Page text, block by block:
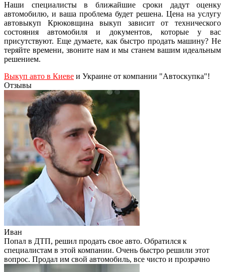
Наши специалисты в ближайшие сроки дадут оценку
автомобилю, и ваша проблема будет решена. Цена на услугу
автовыкуп Крюковщина выкуп зависит от технического
состояния автомобиля и документов, которые у вас
присутствуют. Еще думаете, как быстро продать машину? Не
теряйте времени, звоните нам и мы станем вашим идеальным
решением.
Выкуп авто в Киеве и Украине от компании "Автоскупка"!
Отзывы
Иван
Попал в ДТП, решил продать свое авто. Обратился к
специалистам в этой компании. Очень быстро решили этот
вопрос. Продал им свой автомобиль, все чисто и прозрачно